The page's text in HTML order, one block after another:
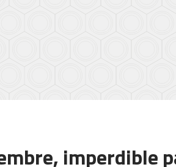
imperdible